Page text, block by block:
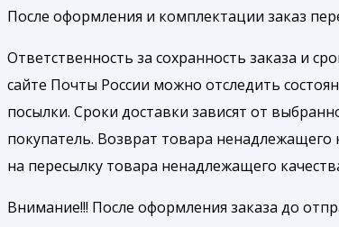
После оформления и комплектации заказ
Ответственность за сохранность заказа и
сайте Почты России можно отследить
посылки. Сроки доставки зависят от
покупатель. Возврат товара
на пересылку товара ненадлежащего
Внимание!!! После оформления заказа до